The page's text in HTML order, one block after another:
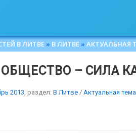
В ЛИТВЕ » В ЛИТВЕ » АКТУАЛЬНАЯ
– СИЛА
2013, раздел: В Литве / Актуальная тема